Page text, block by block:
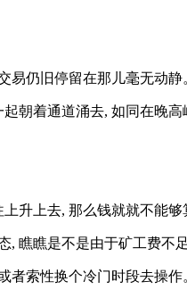
易仍旧停留在那儿毫无动静
朝着通道涌去, 如同在晚高
升上去, 那么钱就就不能够
瞧瞧是不是由于矿工费不
者索性换个冷门时段去操作